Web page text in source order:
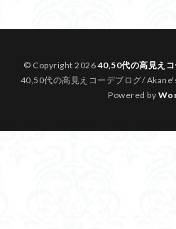
© Copyright 202640,50代の高見え
40,50代の高見えコーデブログ/
Powered by